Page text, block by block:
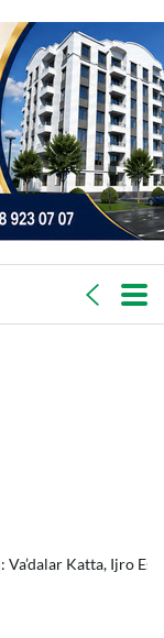
Katta, Ijro Esa «paysalga»